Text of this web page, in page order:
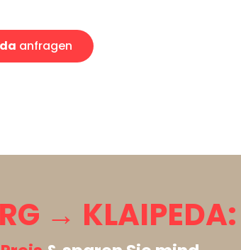
anfragen
→ KLAIPEDA: